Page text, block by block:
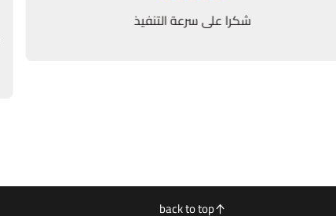
شكرا على سرعة التنفيذ
back to top